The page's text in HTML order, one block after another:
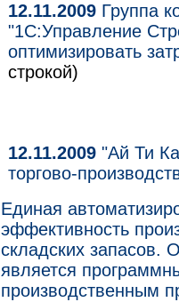
12.11.2009 Группа
"1С:Управление
оптимизировать
строкой)
12.11.2009 "Ай Ти
торгово-
Единая
эффективность
складских запасов.
является
производственным